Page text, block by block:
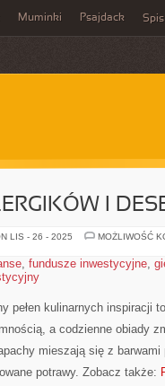
Muminki Psajdack Spis
I
LIS - 26 - 2025
MOŻLIWOŚĆ
, fundusze inwestycyjne,
pełen kulinarnych inspiracji
a codzienne obiady
mieszają się z barwami
potrawy. Zobacz także: